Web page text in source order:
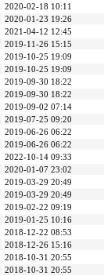
2020-02-18 10:11
2020-01-23 19:26
2021-04-12 12:45
2019-11-26 15:15
2019-10-25 19:09
2019-10-25 19:09
2019-09-30 18:22
2019-09-30 18:22
2019-09-02 07:14
2019-07-25 09:20
2019-06-26 06:22
2019-06-26 06:22
2022-10-14 09:33
2020-01-07 23:02
2019-03-29 20:49
2019-03-29 20:49
2019-02-22 09:19
2019-01-25 10:16
2018-12-22 08:53
2018-12-26 15:16
2018-10-31 20:55
2018-10-31 20:55